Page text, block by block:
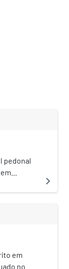
pedonal
de
na
navigate_next
em
no